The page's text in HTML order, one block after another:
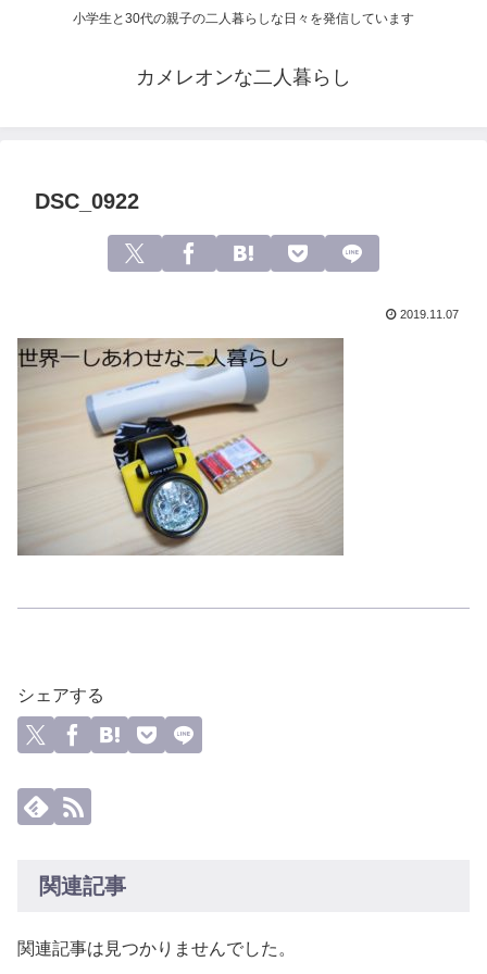
小学生と30代の親子の二人暮らしな日々を発信しています
カメレオンな二人暮らし
DSC_0922
2019.11.07
シェアする
関連記事
関連記事は見つかりませんでした。